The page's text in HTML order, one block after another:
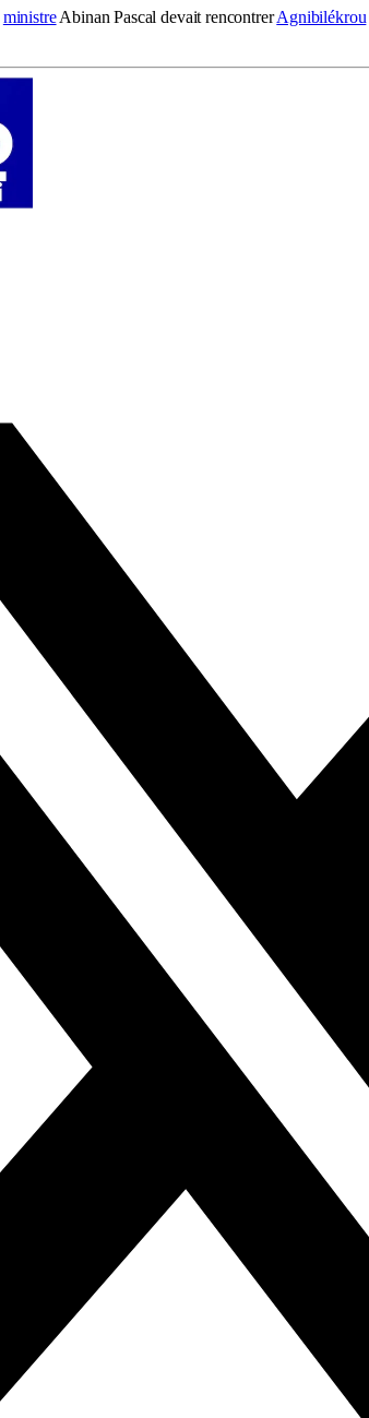
ministreAbinan Pascal devait rencontrerAgnibilékrou